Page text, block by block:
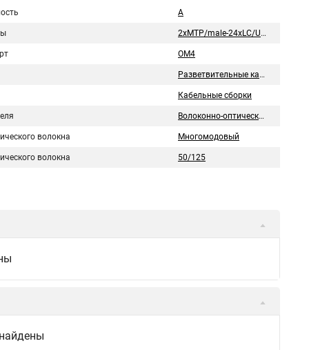
А
2xMTP/male-24xLC/UPC
OM4
Разветвительные кабельные сборки
Кабельные сборки
Волоконно-оптический
волокна Многомодовый
волокна 50/125